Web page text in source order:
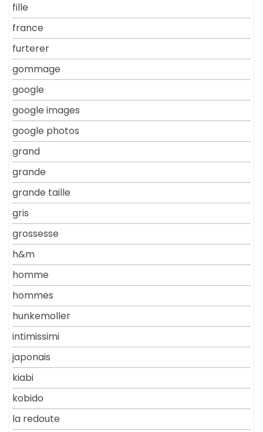
fille
france
furterer
gommage
google
google images
google photos
grand
grande
grande taille
gris
grossesse
h&m
homme
hommes
hunkemoller
intimissimi
japonais
kiabi
kobido
la redoute